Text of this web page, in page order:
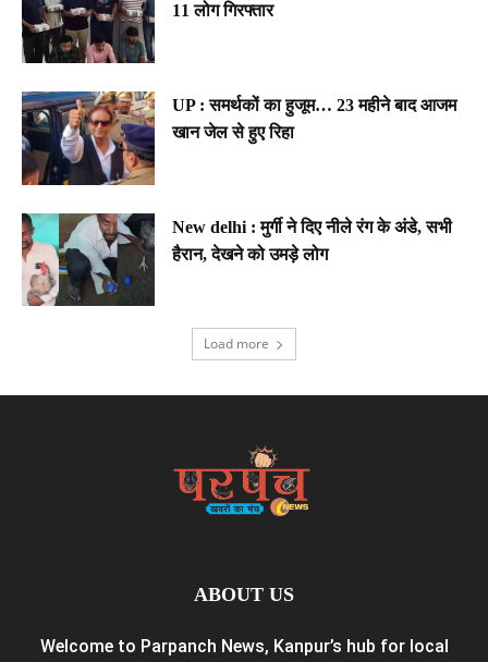
11 लोग गिरफ्तार
UP : समर्थकों का हुजूम… 23 महीने बाद आजम
खान जेल से हुए रिहा
New delhi : मुर्गी ने दिए नीले रंग के अंडे, सभी
हैरान, देखने को उमड़े लोग
Load more
ABOUT US
Welcome to Parpanch News, Kanpur’s hub for local